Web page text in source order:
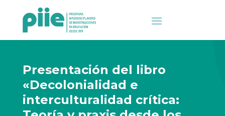
Presentación del libro
«Decolonialidad e
interculturalidad crítica: